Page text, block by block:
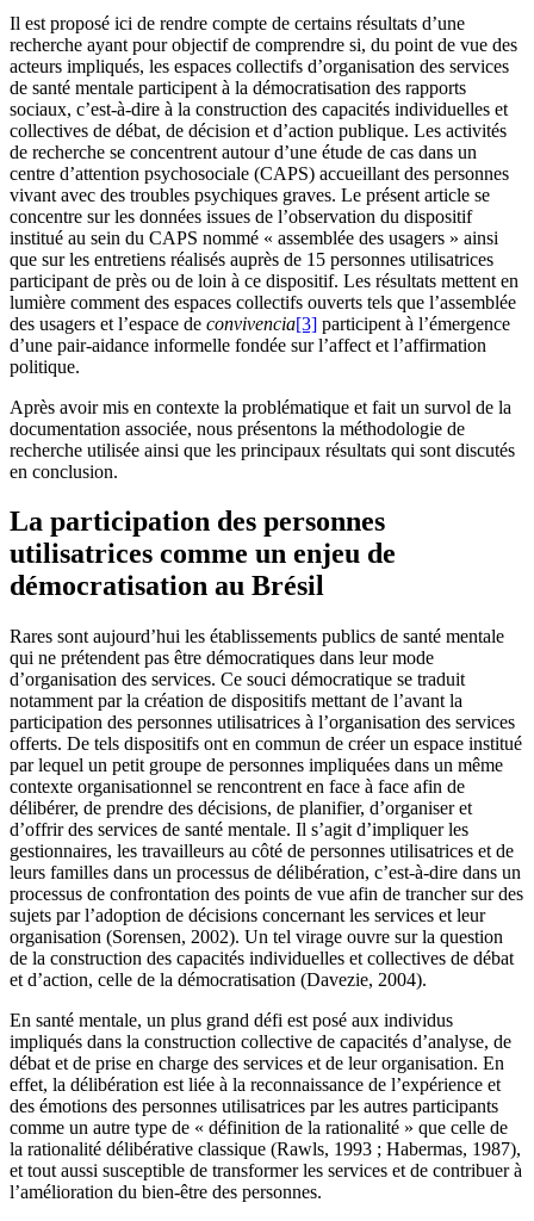
Il est proposé ici de rendre compte de certains résultats d’une
recherche ayant pour objectif de comprendre si, du point de vue des
acteurs impliqués, les espaces collectifs d’organisation des services
de santé mentale participent à la démocratisation des rapports
sociaux, c’est-à-dire à la construction des capacités individuelles et
collectives de débat, de décision et d’action publique. Les activités
de recherche se concentrent autour d’une étude de cas dans un
centre d’attention psychosociale (CAPS) accueillant des personnes
vivant avec des troubles psychiques graves. Le présent article se
concentre sur les données issues de l’observation du dispositif
institué au sein du CAPS nommé « assemblée des usagers » ainsi
que sur les entretiens réalisés auprès de 15 personnes utilisatrices
participant de près ou de loin à ce dispositif. Les résultats mettent en
lumière comment des espaces collectifs ouverts tels que l’assemblée
des usagers et l’espace de convivencia[3] participent à l’émergence
d’une pair-aidance informelle fondée sur l’affect et l’affirmation
politique.
Après avoir mis en contexte la problématique et fait un survol de la
documentation associée, nous présentons la méthodologie de
recherche utilisée ainsi que les principaux résultats qui sont discutés
en conclusion.
La participation des personnes
utilisatrices comme un enjeu de
démocratisation au Brésil
Rares sont aujourd’hui les établissements publics de santé mentale
qui ne prétendent pas être démocratiques dans leur mode
d’organisation des services. Ce souci démocratique se traduit
notamment par la création de dispositifs mettant de l’avant la
participation des personnes utilisatrices à l’organisation des services
offerts. De tels dispositifs ont en commun de créer un espace institué
par lequel un petit groupe de personnes impliquées dans un même
contexte organisationnel se rencontrent en face à face afin de
délibérer, de prendre des décisions, de planifier, d’organiser et
d’offrir des services de santé mentale. Il s’agit d’impliquer les
gestionnaires, les travailleurs au côté de personnes utilisatrices et de
leurs familles dans un processus de délibération, c’est-à-dire dans un
processus de confrontation des points de vue afin de trancher sur des
sujets par l’adoption de décisions concernant les services et leur
organisation (Sorensen, 2002). Un tel virage ouvre sur la question
de la construction des capacités individuelles et collectives de débat
et d’action, celle de la démocratisation (Davezie, 2004).
En santé mentale, un plus grand défi est posé aux individus
impliqués dans la construction collective de capacités d’analyse, de
débat et de prise en charge des services et de leur organisation. En
effet, la délibération est liée à la reconnaissance de l’expérience et
des émotions des personnes utilisatrices par les autres participants
comme un autre type de « définition de la rationalité » que celle de
la rationalité délibérative classique (Rawls, 1993 ; Habermas, 1987),
et tout aussi susceptible de transformer les services et de contribuer à
l’amélioration du bien-être des personnes.